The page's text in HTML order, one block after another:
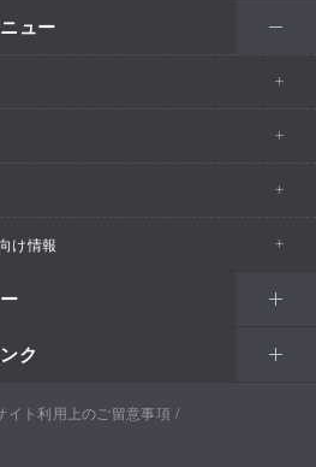
ュー
ップ
ーム情報
メゾン）
け情報
ー
ク
イト利用上のご留意事項